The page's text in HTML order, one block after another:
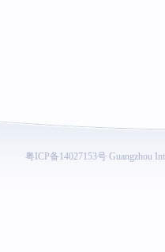
粤ICP备14027153号Guangzhou